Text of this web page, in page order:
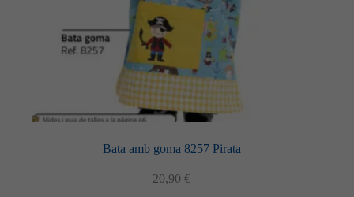
Bata amb goma 8257 Pirata
20,90€